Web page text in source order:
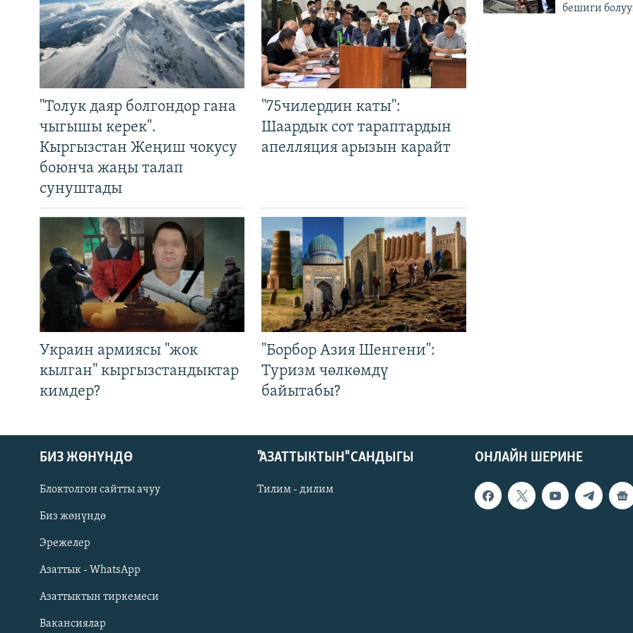
Русский
ОНЛАЙН ШЕРИНЕ
"Толук даяр болгондор гана
чыгышы керек".
Кыргызстан Жеңиш чокусу
боюнча жаңы талап
сунуштады
"75чилердин каты":
Шаардык сот тараптардын
апелляция арызын карайт
Украин армиясы "жок
кылган" кыргызстандыктар
кимдер?
"Борбор Азия Шенгени":
Туризм чөлкөмдү
байытабы?
бешиги
ОНЛАЙН ШЕРИНЕ
БИЗ ЖӨНҮНДӨ
Блоктолгон сайтты ачуу
Биз жөнүндө
Эрежелер
Азаттык - WhatsApp
Азаттыктын тиркемеси
Вакансиялар
"АЗАТТЫКТЫН" САНДЫГЫ
Тилим - дилим